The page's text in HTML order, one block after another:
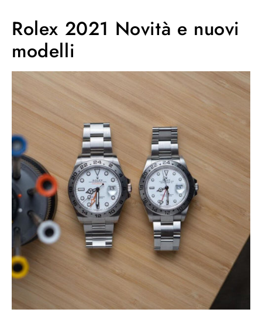
Rolex 2021 Novità e nuovi
modelli